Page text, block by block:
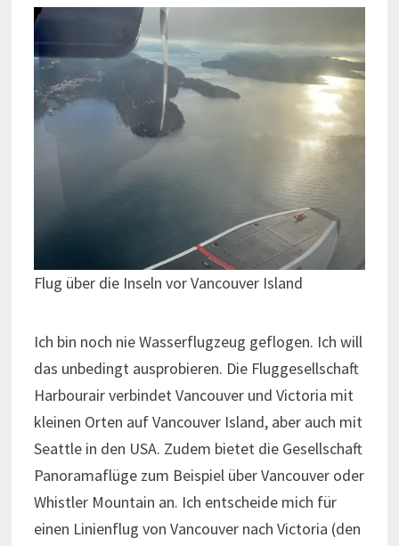
Flug über die Inseln vor Vancouver Island
Ich bin noch nie Wasserflugzeug geflogen. Ich will
das unbedingt ausprobieren. Die Fluggesellschaft
Harbourair verbindet Vancouver und Victoria mit
kleinen Orten auf Vancouver Island, aber auch mit
Seattle in den USA. Zudem bietet die Gesellschaft
Panoramaflüge zum Beispiel über Vancouver oder
Whistler Mountain an. Ich entscheide mich für
einen Linienflug von Vancouver nach Victoria (den